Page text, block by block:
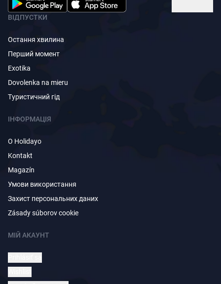
ВІДПУСТКИ
Остання хвилина
Перший момент
Exotika
Dovolenka na mieru
Туристичний гід
ІНФОРМАЦІЯ
O Holidayo
Kontakt
Magazín
Умови використання
Захист персональних даних
Zásady súborov cookie
МІЙ АКАУНТ